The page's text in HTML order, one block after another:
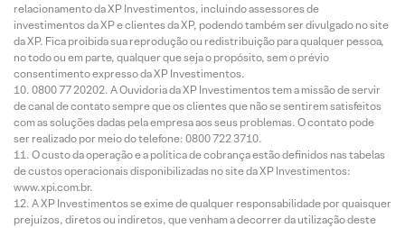
relacionamento da XP Investimentos, incluindo assessores de
investimentos da XP e clientes da XP, podendo também ser divulgado no site
da XP. Fica proibida sua reprodução ou redistribuição para qualquer pessoa,
no todo ou em parte, qualquer que seja o propósito, sem o prévio
consentimento expresso da XP Investimentos.
0800 77 20202. A Ouvidoria da XP Investimentos tem a missão de servir
de canal de contato sempre que os clientes que não se sentirem satisfeitos
com as soluções dadas pela empresa aos seus problemas. O contato pode
ser realizado por meio do telefone: 0800 722 3710.
O custo da operação e a política de cobrança estão definidos nas tabelas
de custos operacionais disponibilizadas no site da XP Investimentos:
www.xpi.com.br.
A XP Investimentos se exime de qualquer responsabilidade por quaisquer
prejuízos, diretos ou indiretos, que venham a decorrer da utilização deste